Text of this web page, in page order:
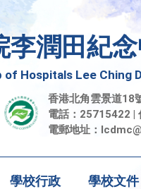
李潤田紀
of Hospitals Lee Ching
香港北角雲景道18
電話：25715422 |
電郵地址：
學校行政 學校文件